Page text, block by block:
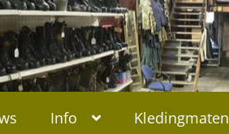
Info Kledingmaten